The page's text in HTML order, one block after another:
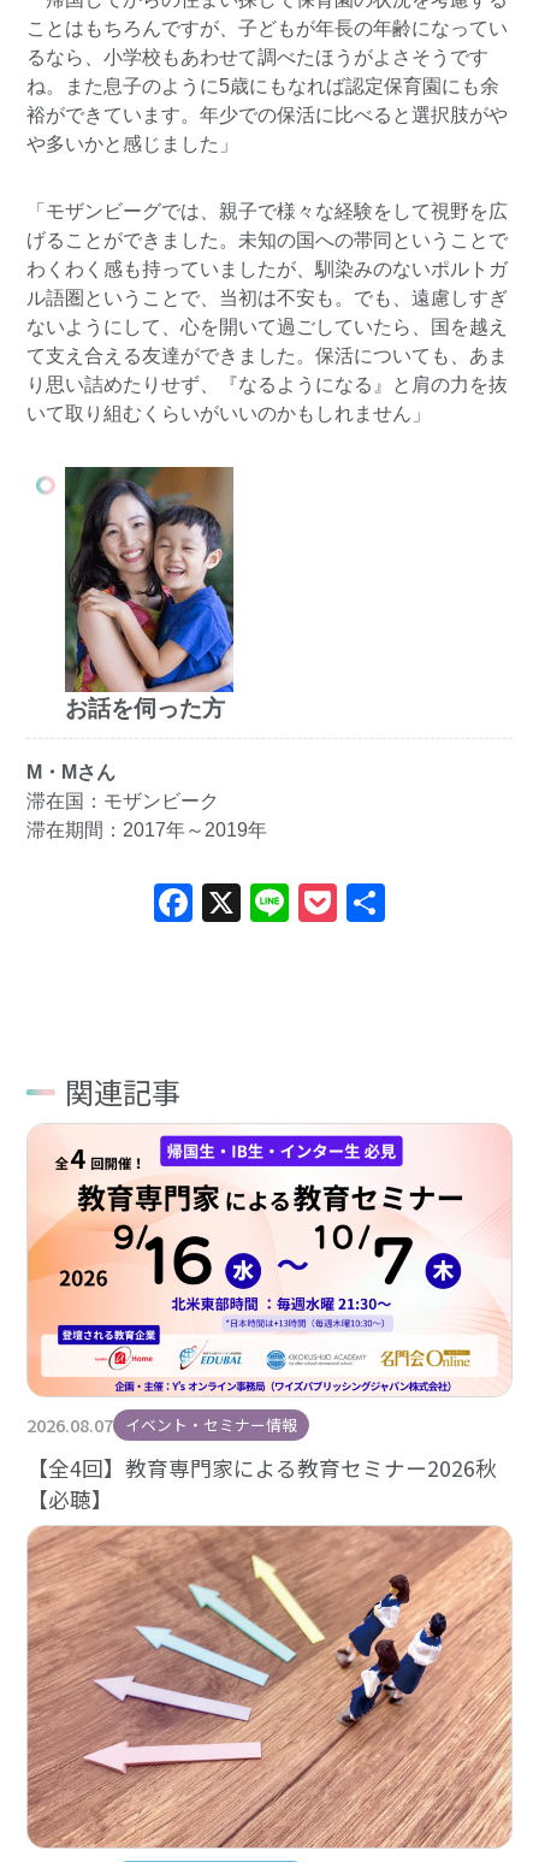
ことはもちろんですが、子どもが年長の年齢になってい
るなら、小学校もあわせて調べたほうがよさそうです
ね。また息子のように5歳にもなれば認定保育園にも余
裕ができています。年少での保活に比べると選択肢がや
や多いかと感じました」
「モザンビーグでは、親子で様々な経験をして視野を広
げることができました。未知の国への帯同ということで
わくわく感も持っていましたが、馴染みのないポルトガ
ル語圏ということで、当初は不安も。でも、遠慮しすぎ
ないようにして、心を開いて過ごしていたら、国を越え
て支え合える友達ができました。保活についても、あま
り思い詰めたりせず、『なるようになる』と肩の力を抜
いて取り組むくらいがいいのかもしれません」
お話を伺った方
M・Mさん
滞在国：モザンビーク
滞在期間：2017年～2019年
Facebook
X LinePocket
関連記事
2026.08.07 イベント・セミナー情報
【全4回】教育専門家による教育セミナー2026秋
【必聴】